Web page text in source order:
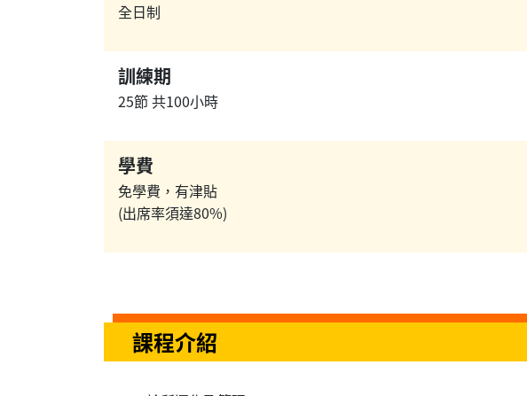
全日制
訓練期
25節 共100小時
學費
免學費，有津貼
(出席率須達80%)
課程介紹